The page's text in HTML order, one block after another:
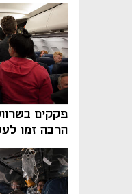
פקקים
הרבה זמן